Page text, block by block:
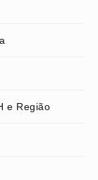
e Região